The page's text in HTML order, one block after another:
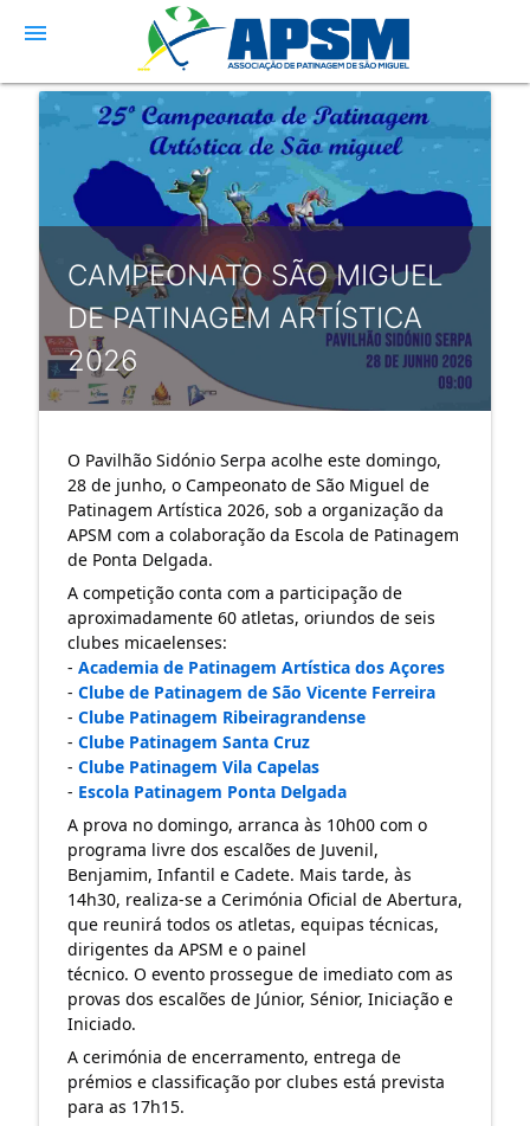
menu
CAMPEONATO SÃO MIGUEL
DE PATINAGEM ARTÍSTICA
2026
O Pavilhão Sidónio Serpa acolhe este domingo,
28 de junho, o Campeonato de São Miguel de
Patinagem Artística 2026, sob a organização da
APSM com a colaboração da Escola de Patinagem
de Ponta Delgada.
A competição conta com a participação de
aproximadamente 60 atletas, oriundos de seis
clubes micaelenses:
- Academia de Patinagem Artística dos Açores
- Clube de Patinagem de São Vicente Ferreira
- Clube Patinagem Ribeiragrandense
- Clube Patinagem Santa Cruz
- Clube Patinagem Vila Capelas
- Escola Patinagem Ponta Delgada
A prova no domingo, arranca às 10h00 com o
programa livre dos escalões de Juvenil,
Benjamim, Infantil e Cadete. Mais tarde, às
14h30, realiza-se a Cerimónia Oficial de Abertura,
que reunirá todos os atletas, equipas técnicas,
dirigentes da APSM e o painel
técnico. O evento prossegue de imediato com as
provas dos escalões de Júnior, Sénior, Iniciação e
Iniciado.
A cerimónia de encerramento, entrega de
prémios e classificação por clubes está prevista
para as 17h15.